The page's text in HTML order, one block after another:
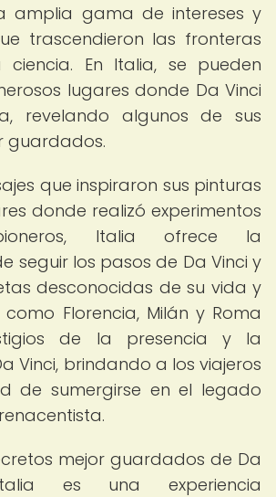
amplia gama de intereses y
trascendieron las fronteras
En Italia, se pueden
lugares donde Da Vinci
revelando algunos de sus
guardados.
que inspiraron sus pinturas
donde realizó experimentos
Italia ofrece la
seguir los pasos de Da Vinci y
desconocidas de su vida y
Florencia, Milán y Roma
de la presencia y la
Vinci, brindando a los viajeros
de sumergirse en el legado
mejor guardados de Da
es una experiencia